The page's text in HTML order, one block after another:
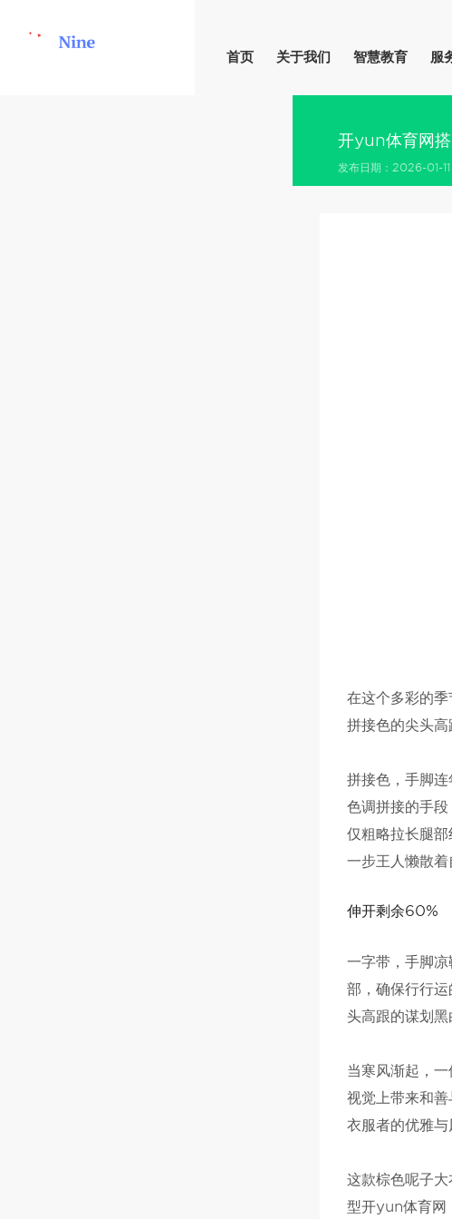
首页 关于我们 智慧教育 服
开yun体育网
发布日期：2026-01-
在这个多彩的
拼接色的尖头
拼接色，手脚
色调拼接的手
仅粗略拉长腿
一步王人懒散着
伸开剩余60%
一字带，手脚
部，确保行行
头高跟的谋划黑
当寒风渐起，
视觉上带来和
衣服者的优雅与
这款棕色呢子
型开yun体育网